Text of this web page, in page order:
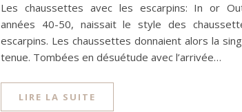
Les chaussettes avec les escarpins: In or
années 40-50, naissait le style des
escarpins. Les chaussettes donnaient alors la
tenue. Tombées en désuétude avec l’arrivée…
LIRE LA SUITE